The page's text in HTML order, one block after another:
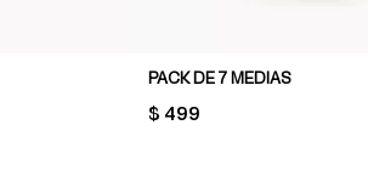
PACK DE 7 MEDIAS
PRICE:
$ 499